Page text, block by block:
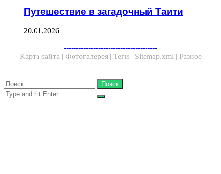
Путешествие в загадочный Таити
20.01.2026
--------------------------------------
Карта сайта | Фотогалерея | Теги | Sitemap.xml | Разное
Close
Найти:
Close
Search